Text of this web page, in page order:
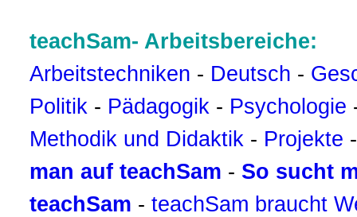
teachSam- Arbeitsbereiche:
Arbeitstechniken - Deutsch -
Politik - Pädagogik - Psychologie
Methodik und Didaktik - Projekte
man auf teachSam - So sucht
teachSam - teachSam braucht